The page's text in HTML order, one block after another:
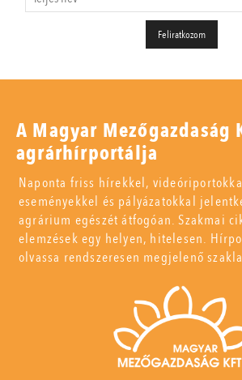
A Magyar Mezőgazdaság
agrárhírportálja
Naponta friss hírekkel,
eseményekkel és pályázatokkal
agrárium egészét átfogóan. Szakmai
elemzések egy helyen, hitelesen.
olvassa rendszeresen megjelenő